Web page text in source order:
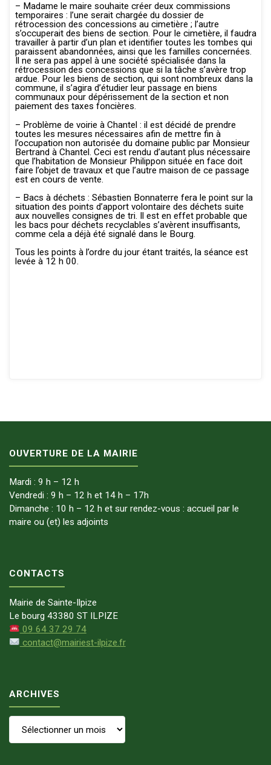
– Madame le maire souhaite créer deux commissions
temporaires : l’une serait chargée du dossier de
rétrocession des concessions au cimetière ; l’autre
s’occuperait des biens de section. Pour le cimetière, il faudra
travailler à partir d’un plan et identifier toutes les tombes qui
paraissent abandonnées, ainsi que les familles concernées.
Il ne sera pas appel à une société spécialisée dans la
rétrocession des concessions que si la tâche s’avère trop
ardue. Pour les biens de section, qui sont nombreux dans la
commune, il s’agira d’étudier leur passage en biens
communaux pour dépérissement de la section et non
paiement des taxes foncières.
– Problème de voirie à Chantel : il est décidé de prendre
toutes les mesures nécessaires afin de mettre fin à
l’occupation non autorisée du domaine public par Monsieur
Bertrand à Chantel. Ceci est rendu d’autant plus nécessaire
que l’habitation de Monsieur Philippon située en face doit
faire l’objet de travaux et que l’autre maison de ce passage
est en cours de vente.
– Bacs à déchets : Sébastien Bonnaterre fera le point sur la
situation des points d’apport volontaire des déchets suite
aux nouvelles consignes de tri. Il est en effet probable que
les bacs pour déchets recyclables s’avèrent insuffisants,
comme cela a déjà été signalé dans le Bourg.
Tous les points à l’ordre du jour étant traités, la séance est
levée à 12 h 00.
OUVERTURE DE LA MAIRIE
Mardi : 9 h – 12 h
Vendredi : 9 h – 12 h et 14 h – 17h
Dimanche : 10 h – 12 h et sur rendez-vous : accueil par le
maire ou (et) les adjoints
CONTACTS
Mairie de Sainte-Ilpize
Le bourg 43380 ST ILPIZE
09 64 37 29 74
contact@mairiest-ilpize.fr
ARCHIVES